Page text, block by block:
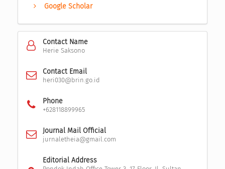
Google Scholar
Contact Name
Herie Saksono
Contact Email
heri030@brin.go.id
Phone
+628118899965
Journal Mail Official
jurnaletheia@gmail.com
Editorial Address